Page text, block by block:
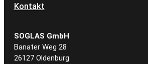
Kontakt
SOGLAS GmbH
Banater Weg 28
26127 Oldenburg